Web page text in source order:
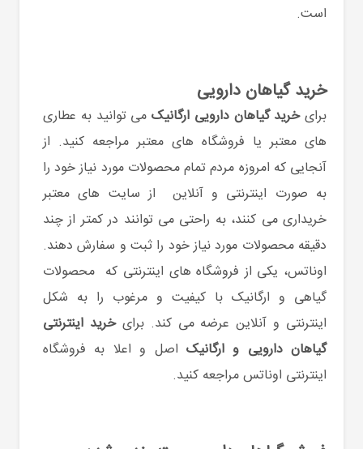
است.
خرید گیاهان دارویی
برایخرید گیاهان دارویی ارگانیک می توانید به عطاری
های معتبر یا فروشگاه های معتبر مراجعه کنید. از
آنجایی که امروزه مردم تمام محصولات مورد نیاز خود را
به صورت اینترنتی و آنلاین از سایت های معتبر
خریداری می کنند، به راحتی می توانند در کمتر از چند
دقیقه محصولات مورد نیاز خود را ثبت و سفارش دهند.
اوناتس، یکی از فروشگاه های اینترنتی که محصولات
گیاهی و ارگانیک با کیفیت و مرغوب را به شکل
اینترنتی و آنلاین عرضه می کند. برایخرید اینترنتی
گیاهان دارویی و ارگانیک اصل و اعلا به فروشگاه
اینترنتی اوناتس مراجعه کنید.